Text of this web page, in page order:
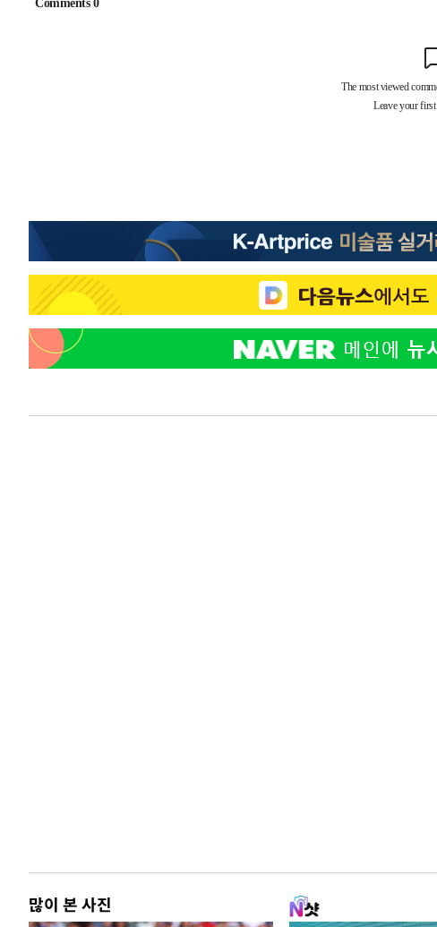
-29797초 전 >
축구협회, 15년 전 심판 성 접대 파문에 "현재는 내부 지침 준수"
경찰, '홍명보는 2순위' 결론냈던 스포츠윤리센터도 압수수색
[속보]합참 "北 발사체는 단거리탄도미사일…감시·경계태세 강
-9246초 전 >
[속보]7~9일 프로야구 3연전도 폭염 취소…11일 재개
-8908초 전 >"韓 외환시장 개입 관측 배경엔 美의 대한국 무역적자 있어"
-8735초 전 > '월드컵 탈락 후폭풍' 축구협회…초유의 압수수색에 '충격·당황'
-8575초 전 >서울 낮 37.9도, 올여름 최고치 경신…영등포 순간 '40도'
-8137초 전 >
[속보]종합특검, 대검 추가 압수수색…내란 중요임무종사 혐의
-4232초 전 >
[속보]코스닥, 800p 회복…0.26% 오른 801.67 마감
-4027초 전 >[속보]원·달러 환율, 0.7원 내린 1423.8원 마감
많이 본 사진